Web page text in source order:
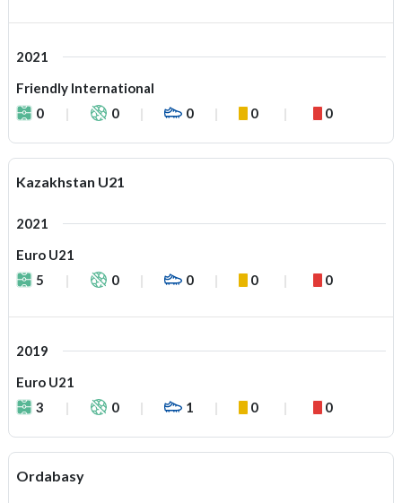
2021
Friendly International
0
0 0 0 0
Kazakhstan U21
2021
Euro U21
5
0 0 0 0
2019
Euro U21
3
0 1 0 0
Ordabasy